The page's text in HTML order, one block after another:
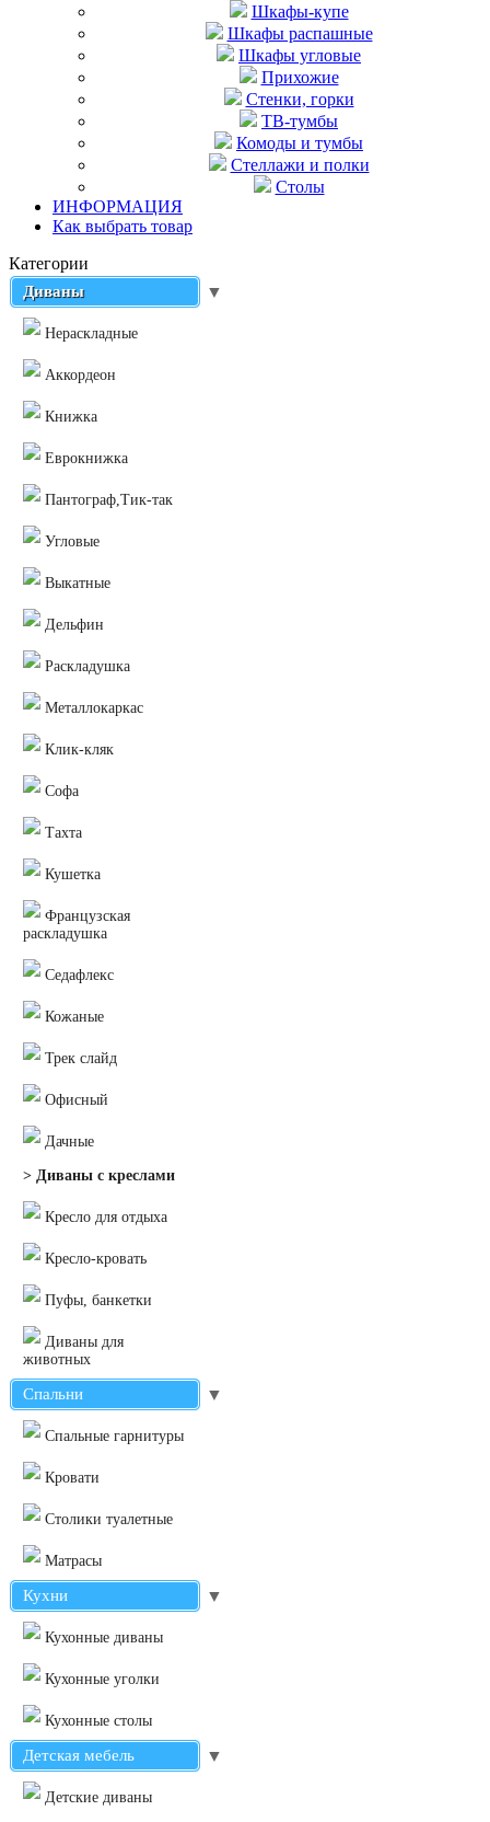
Шкафы-купе
Шкафы распашные
Шкафы угловые
Прихожие
Стенки, горки
ТВ-тумбы
Комоды и тумбы
Стеллажи и полки
Столы
ИНФОРМАЦИЯ
Как выбрать товар
Категории
Диваны ▼
Нераскладные
Аккордеон
Книжка
Еврокнижка
Пантограф,Тик-так
Угловые
Выкатные
Дельфин
Раскладушка
Металлокаркас
Клик-кляк
Софа
Тахта
Кушетка
Французская
раскладушка
Седафлекс
Кожаные
Трек слайд
Офисный
Дачные
> Диваны с креслами
Кресло для отдыха
Кресло-кровать
Пуфы, банкетки
Диваны для
животных
Спальни ▼
Cпальные гарнитуры
Кровати
Столики туалетные
Матрасы
Кухни ▼
Кухонные диваны
Кухонные уголки
Кухонные столы
Детская мебель ▼
Детские диваны